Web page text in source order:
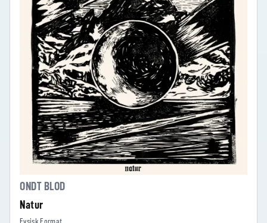
ONDT BLOD
Natur
Fysisk Format